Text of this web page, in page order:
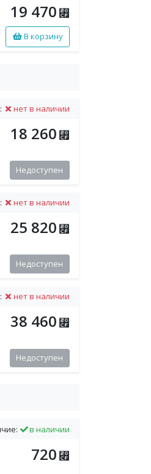
19 470 ⃏
В корзину
нет в наличии
18 260 ⃏
Недоступен
нет в наличии
25 820 ⃏
Недоступен
нет в наличии
38 460 ⃏
Недоступен
в наличии
720 ⃏